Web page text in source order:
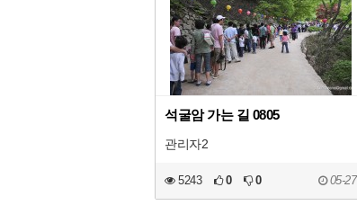
석굴암 가는 길 0805
관리자2
5243 0 0 05-27